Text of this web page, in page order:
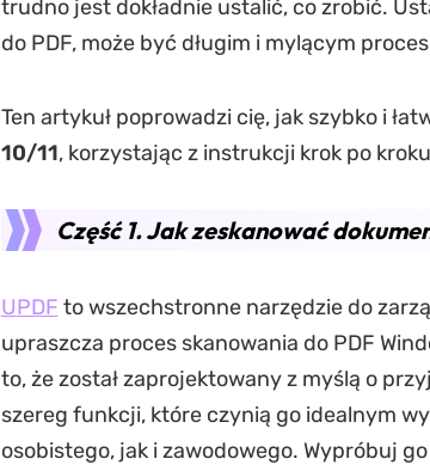
trudno jest dokładnie ustalić, co zrobić.
do PDF, może być długim i mylącym
Ten artykuł poprowadzi cię, jak szybko i
10/11, korzystając z instrukcji krok po
Część 1. Jak zeskanować
UPDF to wszechstronne narzędzie do
upraszcza proces skanowania do PDF
to, że został zaprojektowany z myślą o
szereg funkcji, które czynią go idealnym
osobistego, jak i zawodowego. Wypróbuj